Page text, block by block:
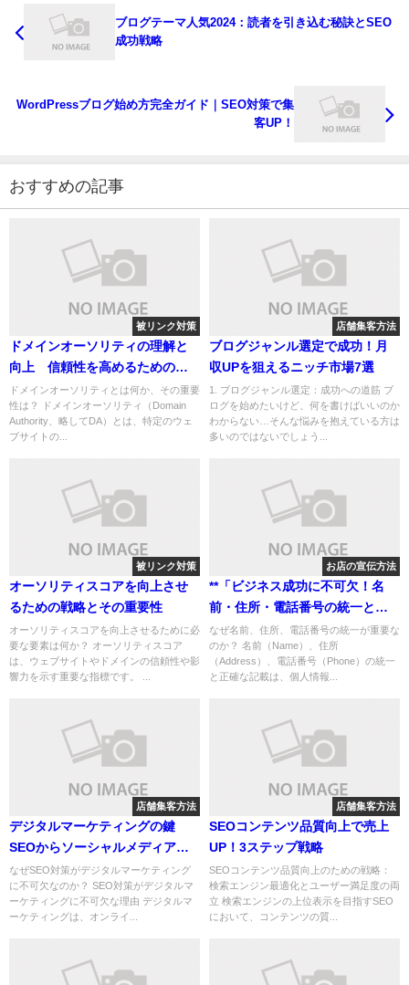
ブログテーマ人気2024：読者を引き込む秘訣とSEO
成功戦略
WordPressブログ始め方完全ガイド｜SEO対策で集
客UP！
おすすめの記事
被リンク対策
ドメインオーソリティの理解と
向上 信頼性を高めるための被
リンク戦略
ドメインオーソリティとは何か、その重要
性は？ ドメインオーソリティ（Domain
Authority、略してDA）とは、特定のウェ
ブサイトの...
店舗集客方法
ブログジャンル選定で成功！月
収UPを狙えるニッチ市場7選
1. ブログジャンル選定：成功への道筋 ブ
ログを始めたいけど、何を書けばいいのか
わからない…そんな悩みを抱えている方は
多いのではないでしょう...
被リンク対策
オーソリティスコアを向上させ
るための戦略とその重要性
オーソリティスコアを向上させるために必
要な要素は何か？ オーソリティスコア
は、ウェブサイトやドメインの信頼性や影
響力を示す重要な指標です。 ...
お店の宣伝方法
**「ビジネス成功に不可欠！名
前・住所・電話番号の統一と正
確管理ガイド」**
なぜ名前、住所、電話番号の統一が重要な
のか？ 名前（Name）、住所
（Address）、電話番号（Phone）の統一
と正確な記載は、個人情報...
店舗集客方法
デジタルマーケティングの鍵
SEOからソーシャルメディアま
で、成功への戦略ガイド
なぜSEO対策がデジタルマーケティング
に不可欠なのか？ SEO対策がデジタルマ
ーケティングに不可欠な理由 デジタルマ
ーケティングは、オンライ...
店舗集客方法
SEOコンテンツ品質向上で売上
UP！3ステップ戦略
SEOコンテンツ品質向上のための戦略：
検索エンジン最適化とユーザー満足度の両
立 検索エンジンの上位表示を目指すSEO
において、コンテンツの質...